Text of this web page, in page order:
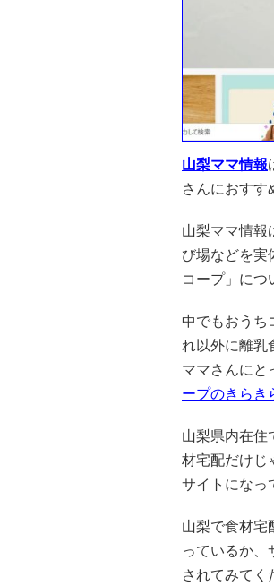
山梨ママ情報
さんにおすす
山梨ママ情報
び場などを実
コープ」につ
中でもおうち
れ以外に離乳
ママさんに
ープのきらき
山梨県内在住
材宅配だけじ
サイトになっ
山梨で食材宅
っているか、
されてみてく